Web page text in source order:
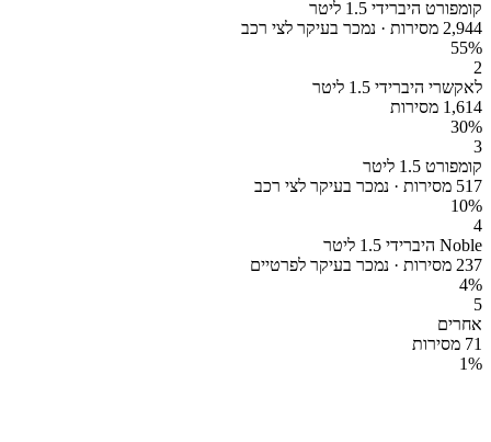
קומפורט היברידי 1.5 ליטר
2,944 מסירות · נמכר בעיקר לצי רכב
55%
2
לאקשרי היברידי 1.5 ליטר
1,614 מסירות
30%
3
קומפורט 1.5 ליטר
517 מסירות · נמכר בעיקר לצי רכב
10%
4
Noble היברידי 1.5 ליטר
237 מסירות · נמכר בעיקר לפרטיים
4%
5
אחרים
71 מסירות
1%